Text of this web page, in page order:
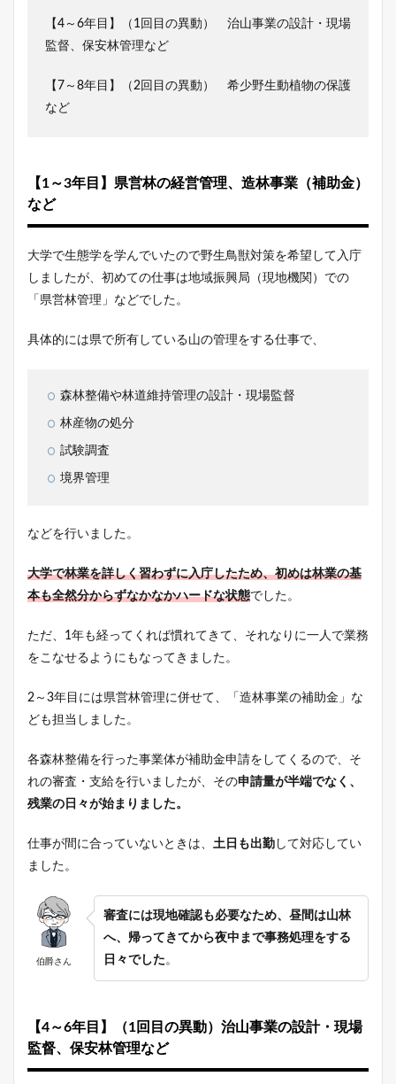
【4～6年目】（1回目の異動） 治山事業の設計・現場
監督、保安林管理など
【7～8年目】（2回目の異動） 希少野生動植物の保護
など
【1～3年目】県営林の経営管理、造林事業（補助金）
など
大学で生態学を学んでいたので野生鳥獣対策を希望して入庁
しましたが、初めての仕事は地域振興局（現地機関）での
「県営林管理」などでした。
具体的には県で所有している山の管理をする仕事で、
森林整備や林道維持管理の設計・現場監督
林産物の処分
試験調査
境界管理
などを行いました。
大学で林業を詳しく習わずに入庁したため、初めは林業の基
本も全然分からずなかなかハードな状態でした。
ただ、1年も経ってくれば慣れてきて、それなりに一人で業務
をこなせるようにもなってきました。
2～3年目には県営林管理に併せて、「造林事業の補助金」な
ども担当しました。
各森林整備を行った事業体が補助金申請をしてくるので、そ
れの審査・支給を行いましたが、その申請量が半端でなく、
残業の日々が始まりました。
仕事が間に合っていないときは、 土日も出勤 して対応してい
ました。
伯爵さん
審査には現地確認も必要なため、昼間は山林
へ、帰ってきてから夜中まで事務処理をする
日々でした 。
【4～6年目】（1回目の異動）治山事業の設計・現場
監督、保安林管理など